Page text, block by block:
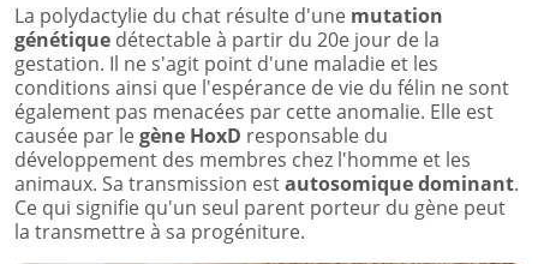
La polydactylie du chat résulte d'une mutation
génétique détectable à partir du 20e jour de la
gestation. Il ne s'agit point d'une maladie et les
conditions ainsi que l'espérance de vie du félin ne sont
également pas menacées par cette anomalie. Elle est
causée par legène HoxD responsable du
développement des membres chez l'homme et les
animaux. Sa transmission estautosomique dominant.
Ce qui signifie qu'un seul parent porteur du gène peut
la transmettre à sa progéniture.